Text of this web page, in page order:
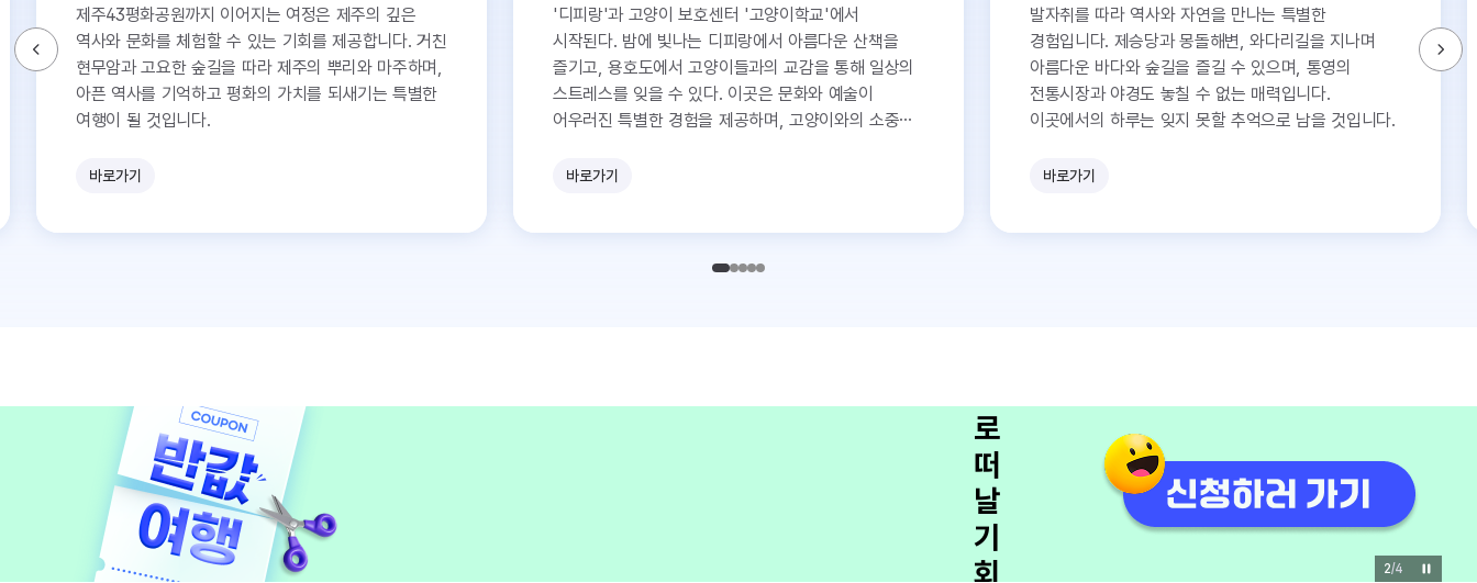
제주43평화공원까지 이어지는 여정은 제주의 깊은
역사와 문화를 체험할 수 있는 기회를 제공합니다. 거친
현무암과 고요한 숲길을 따라 제주의 뿌리와 마주하며,
아픈 역사를 기억하고 평화의 가치를 되새기는 특별한
여행이 될 것입니다.
바로가기
'디피랑'과 고양이 보호센터 '고양이학교'에서
시작된다. 밤에 빛나는 디피랑에서 아름다운 산책을
즐기고, 용호도에서 고양이들과의 교감을 통해 일상의
스트레스를 잊을 수 있다. 이곳은 문화와 예술이
어우러진 특별한 경험을 제공하며, 고양이와의 소중한
바로가기
발자취를 따라 역사와 자연을 만나는 특별한
경험입니다. 제승당과 몽돌해변, 와다리길을 지나며
아름다운 바다와 숲길을 즐길 수 있으며, 통영의
전통시장과 야경도 놓칠 수 없는 매력입니다.
이곳에서의 하루는 잊지 못할 추억으로 남을 것입니다.
바로가기
쾌
모
집
관
3/4